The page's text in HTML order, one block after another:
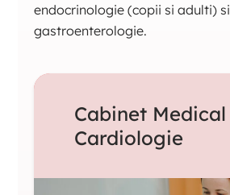
endocrinologie (copii si adulti) si
gastroenterologie.
Cabinet Medical
Cardiologie